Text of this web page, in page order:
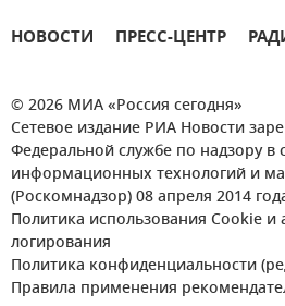
НОВОСТИ ПРЕСС-ЦЕНТР
© 2026 МИА «Россия сегодня»
Сетевое издание РИА Новости
Федеральной службе по надзору в
информационных технологий и
(Роскомнадзор) 08 апреля 2014
Политика использования Cookie и
логирования
Политика конфиденциальности
Правила применения